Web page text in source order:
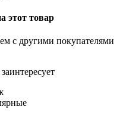
этот товар
с другими покупателями